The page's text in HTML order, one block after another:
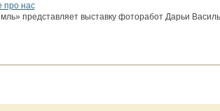
про нас
представляет выставку фоторабот Дарьи